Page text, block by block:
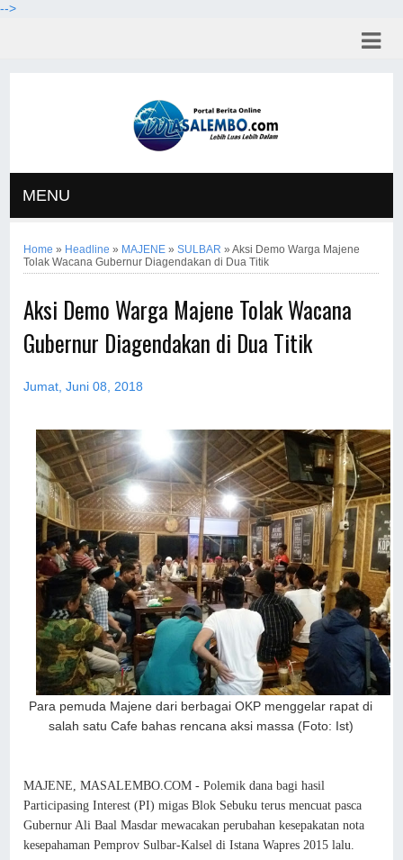
-->
MENU
Home » Headline » MAJENE »SULBAR »Aksi Demo Warga Majene
Tolak Wacana Gubernur Diagendakan di Dua Titik
Aksi Demo Warga Majene Tolak Wacana
Gubernur Diagendakan di Dua Titik
Jumat, Juni 08, 2018
Para pemuda Majene dari berbagai OKP menggelar rapat di
salah satu Cafe bahas rencana aksi massa (Foto: Ist)
MAJENE, MASALEMBO.COM - Polemik dana bagi hasil
Participasing Interest (PI) migas Blok Sebuku terus mencuat pasca
Gubernur Ali Baal Masdar mewacakan perubahan kesepakatan nota
kesepahaman Pemprov Sulbar-Kalsel di Istana Wapres 2015 lalu.